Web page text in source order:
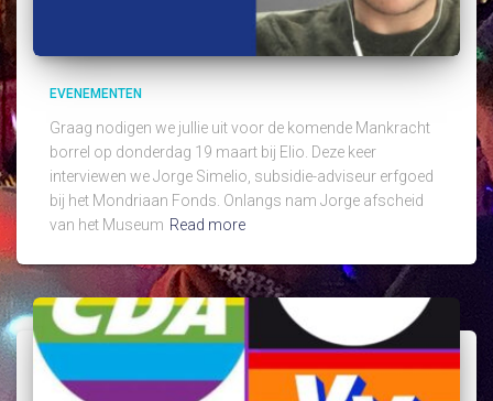
EVENEMENTEN
Graag nodigen we jullie uit voor de komende Mankracht
borrel op donderdag 19 maart bij Elio. Deze keer
interviewen we Jorge Simelio, subsidie-adviseur erfgoed
bij het Mondriaan Fonds. Onlangs nam Jorge afscheid
van het Museum Read more